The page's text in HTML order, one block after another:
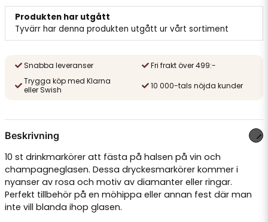
Produkten har utgått
Tyvärr har denna produkten utgått ur vårt sortiment
Snabba leveranser
Fri frakt över 499:-
Trygga köp med Klarna
eller Swish
10 000-tals nöjda kunder
Beskrivning
10 st drinkmarkörer att fästa på halsen på vin och
champagneglasen. Dessa dryckesmarkörer kommer i
nyanser av rosa och motiv av diamanter eller ringar.
Perfekt tillbehör på en möhippa eller annan fest där man
inte vill blanda ihop glasen.